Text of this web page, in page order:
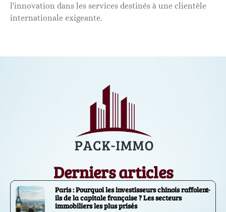
l'innovation dans les services destinés à une clientèle
internationale exigeante.
Derniers articles
Paris : Pourquoi les investisseurs chinois raffolent-
ils de la capitale française ? Les secteurs
immobiliers les plus prisés